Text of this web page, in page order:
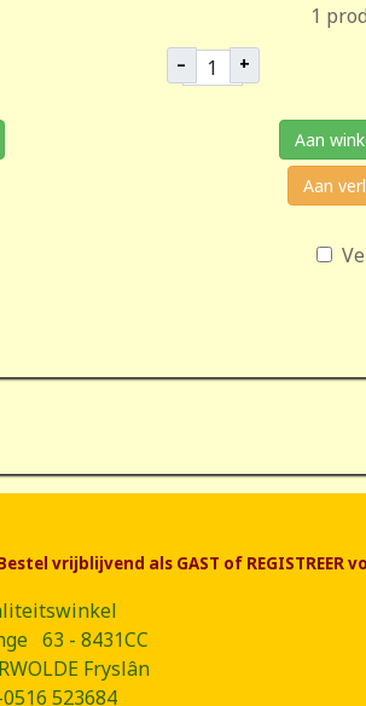
1
– +
Aan
Aan
vrijblijvend als GAST of
63 - 8431CC
Fryslân
523684